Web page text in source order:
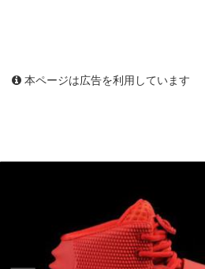
本ページは広告を利用しています